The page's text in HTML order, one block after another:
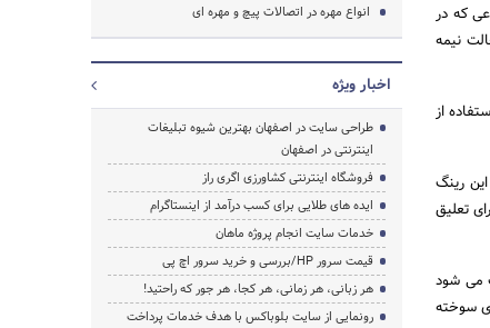
که در
نیمه
از
رینگ
تعلیق
می شود
سوخته
انواع مهره در اتصالات پیچ و مهره ای
اخبار ویژه
طراحی سایت در اصفهان بهترین شیوه تبلیغات
اینترنتی در اصفهان
فروشگاه اینترنتی کشاورزی اگری راز
ایده های طلایی برای کسب درآمد از اینستاگرام
خدمات سایت انجام پروژه ماهان
قیمت سرور HP/بررسی و خرید سرور اچ پی
هر زبانی، هر زمانی، هر کجا، هر جور که راحتید!
رونمایی از سایت بلوباکس با هدف خدمات پرداخت